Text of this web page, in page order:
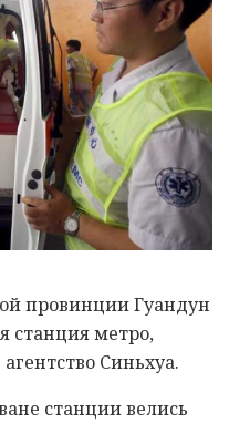
провинции Гуандун
станция метро,
Синьхуа.
станции велись